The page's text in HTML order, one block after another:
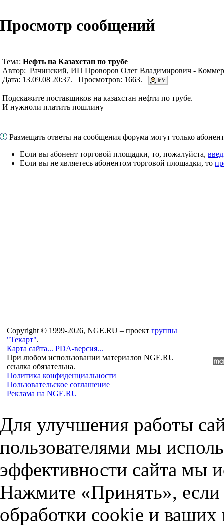
Просмотр сообщений
Тема: Нефть на Казахстан по трубе
Автор: Рачинский, ИП Проворов Олег Владимирович -
Дата: 13.09.08 20:37. Просмотров: 1663.
Подскажите поставщиков на казахстан нефти по трубе.
И нужноли платить пошлину
Размещать ответы на сообщения форума могут только
Если вы абонент торговой площадки, то, пожалуйста,
Если вы не являетесь абонентом торговой площадки, то
Copyright © 1999-2026, NGE.RU – проект группы
"Текарт".
Карта сайта... PDA-версия...
При любом использовании материалов NGE.RU
ссылка обязательна.
Политика конфиденциальности
Пользовательское соглашение
Реклама на NGE.RU
Для улучшения работы
пользователями мы
эффективности сайта мы
Нажмите «Принять», если
обработки cookie и